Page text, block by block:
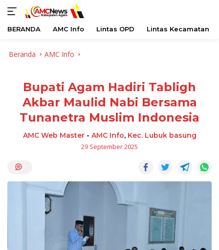
BERANDA AMC Info Lintas OPD Lintas Kecamatan
Beranda AMC Info
Bupati Agam Hadiri Tabligh
Akbar Maulid Nabi Bersama
Tunanetra Muslim Indonesia
AMC Web Master- AMC Info, Kec. Lubuk basung
29 September 2025